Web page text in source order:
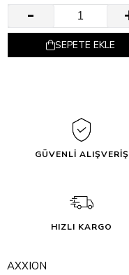
SEPETE EKLE
GÜVENLİ ALIŞVERİŞ
HIZLI KARGO
AXXION